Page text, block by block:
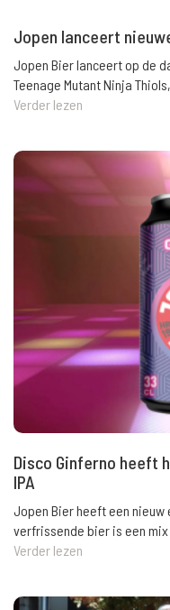
Jopen lanceert
Jopen Bier lanceert op de
Teenage Mutant Ninja
Verder lezen
Disco Ginferno heeft
IPA
Jopen Bier heeft een
verfrissende bier is een mix
Verder lezen